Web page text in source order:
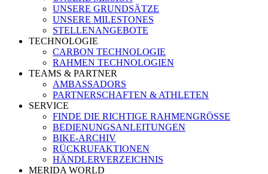
UNSERE GRUNDSÄTZE
UNSERE MILESTONES
STELLENANGEBOTE
TECHNOLOGIE
CARBON TECHNOLOGIE
RAHMEN TECHNOLOGIEN
TEAMS & PARTNER
AMBASSADORS
PARTNERSCHAFTEN & ATHLETEN
SERVICE
FINDE DIE RICHTIGE RAHMENGRÖSSE
BEDIENUNGSANLEITUNGEN
BIKE-ARCHIV
RÜCKRUFAKTIONEN
HÄNDLERVERZEICHNIS
MERIDA WORLD